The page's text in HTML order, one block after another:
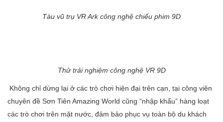
Tàu vũ trụ VR Ark công nghệ chiếu phim 9D
Thử trải nghiệm công nghệ VR 9D
Không chỉ dừng lại ở các trò chơi hiện đại trên cạn, tại công viên
chuyên đề Sơn Tiên Amazing World cũng “nhập khẩu” hàng loạt
các trò chơi trên mặt nước, đảm bảo phục vụ toàn bộ du khách